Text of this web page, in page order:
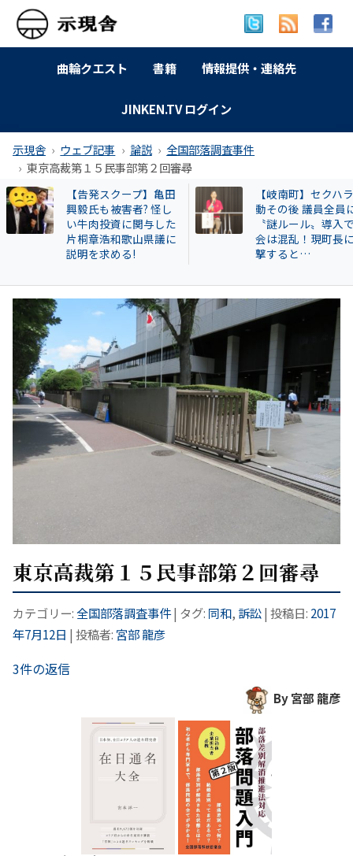
曲輪クエスト 書籍 情報提供・連絡先
JINKEN.TV ログイン
示現舎 ウェブ記事 論説
全国部落調査事件
東京高裁第１５民事部第２回審尋
【岐南町】セクハラ騒
動その後 議員全員に
〝謎ルール〟導入で議
会は混乱！現町長に直
撃すると…
訴訟進行状況
月27日現在
東京高裁第１５民事部第２回審尋
カテゴリー:全国部落調査事件| タグ: 同和, 訴訟| 投稿日: 2017
年7月12日 | 投稿者: 宮部 龍彦
3件の返信
By 宮部 龍彦